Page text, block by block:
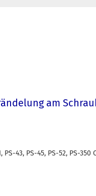
am
PS-43, PS-45, PS-52, PS-350